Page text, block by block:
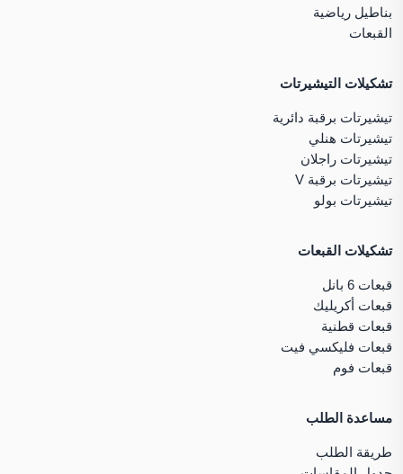
بناطيل رياضية
القبعات
تشكيلات التيشيرتات
تيشيرتات برقبة دائرية
تيشيرتات هنلي
تيشيرتات راجلان
تيشيرتات برقبة V
تيشيرتات بولو
تشكيلات القبعات
قبعات 6 بانل
قبعات أكريليك
قبعات قطنية
قبعات فليكسي فيت
قبعات فوم
مساعدة الطلب
طريقة الطلب